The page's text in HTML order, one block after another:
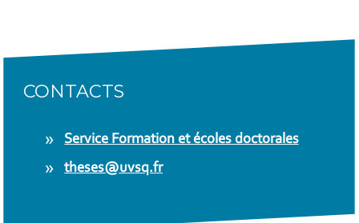
CONTACTS
Service Formation et écoles doctorales
theses@uvsq.fr